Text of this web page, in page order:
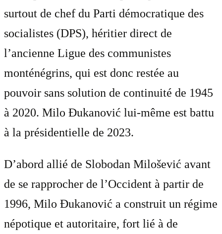
surtout de chef du Parti démocratique des
socialistes (DPS), héritier direct de
l’ancienne Ligue des communistes
monténégrins, qui est donc restée au
pouvoir sans solution de continuité de 1945
à 2020. Milo Đukanović lui-même est battu
à la présidentielle de 2023.
D’abord allié de Slobodan Milošević avant
de se rapprocher de l’Occident à partir de
1996, Milo Đukanović a construit un régime
népotique et autoritaire, fort lié à de